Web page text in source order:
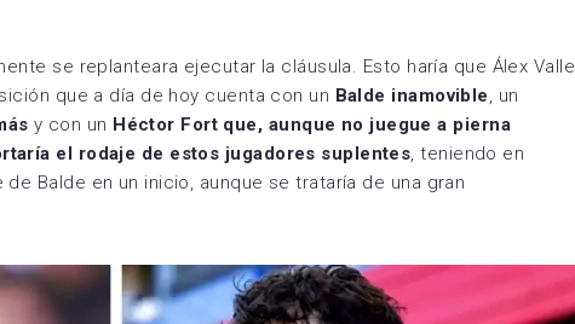
se replanteara ejecutar la cláusula. Esto haría que Álex Valle
que a día de hoy cuenta con un Balde inamovible , un
y con un Héctor Fort que, aunque no juegue a pierna
el rodaje de estos jugadores suplentes , teniendo en
Balde en un inicio, aunque se trataría de una gran